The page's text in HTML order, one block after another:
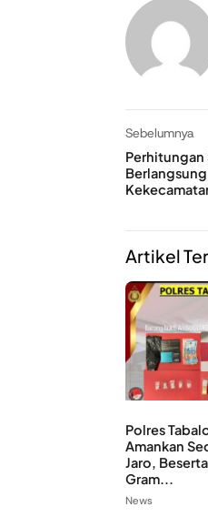
Sebelumnya
Perhitungan
Artikel
Polres
Amankan
Jaro,
Gram...
News